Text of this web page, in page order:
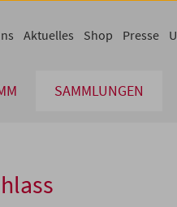
SAMMLUNGEN
Aktuelles Shop Presse